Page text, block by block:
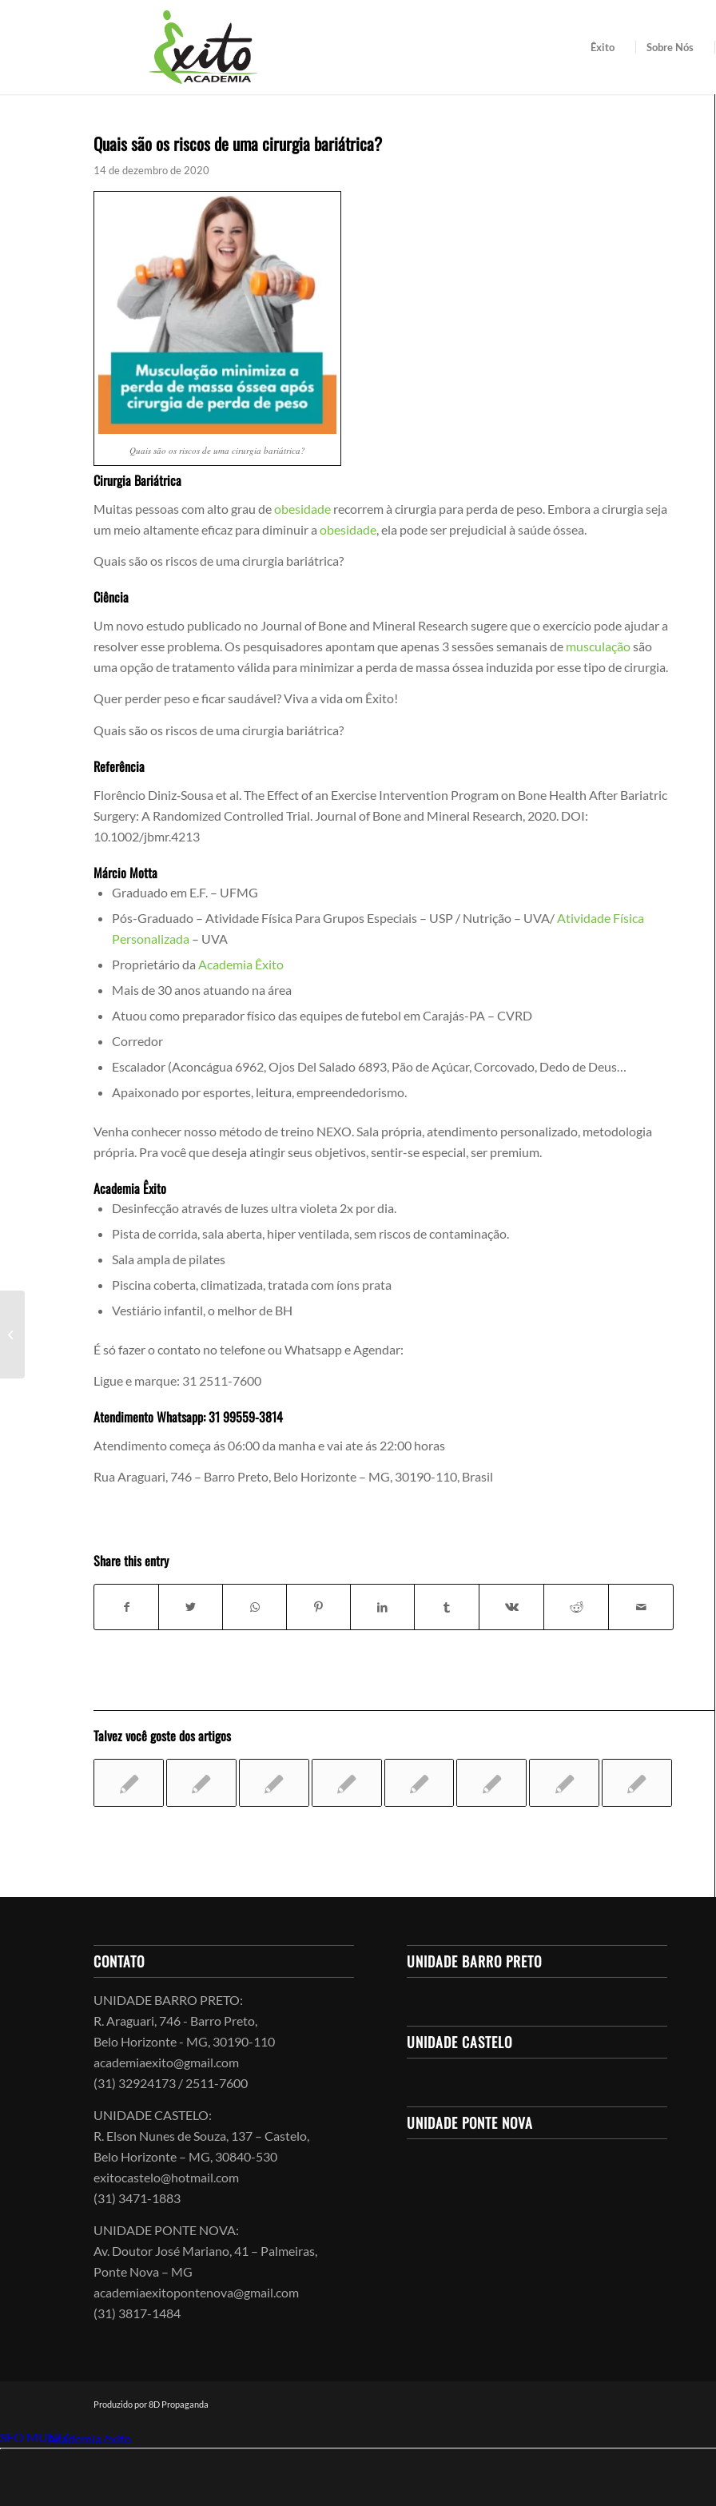
Êxito Sobre Nós
Quais são os riscos de uma cirurgia bariátrica?
14 de dezembro de 2020
Quais são os riscos de uma cirurgia bariátrica?
Cirurgia Bariátrica
Muitas pessoas com alto grau deobesidade recorrem à cirurgia para perda de peso. Embora a cirurgia seja
um meio altamente eficaz para diminuir aobesidade , ela pode ser prejudicial à saúde óssea.
Quais são os riscos de uma cirurgia bariátrica?
Ciência
Um novo estudo publicado no Journal of Bone and Mineral Research sugere que o exercício pode ajudar a
resolver esse problema. Os pesquisadores apontam que apenas 3 sessões semanais de musculaçãosão
uma opção de tratamento válida para minimizar a perda de massa óssea induzida por esse tipo de cirurgia.
Quer perder peso e ficar saudável? Viva a vida om Êxito!
Quais são os riscos de uma cirurgia bariátrica?
Referência
Florêncio Diniz‐Sousa et al. The Effect of an Exercise Intervention Program on Bone Health After Bariatric
Surgery: A Randomized Controlled Trial. Journal of Bone and Mineral Research, 2020. DOI:
10.1002/jbmr.4213
Márcio Motta
Graduado em E.F. – UFMG
Pós-Graduado – Atividade Física Para Grupos Especiais – USP / Nutrição – UVA/ Atividade Física
Personalizada – UVA
Proprietário da Academia Êxito
Mais de 30 anos atuando na área
Atuou como preparador físico das equipes de futebol em Carajás-PA – CVRD
Corredor
Escalador (Aconcágua 6962, Ojos Del Salado 6893, Pão de Açúcar, Corcovado, Dedo de Deus…
Apaixonado por esportes, leitura, empreendedorismo.
Venha conhecer nosso método de treino NEXO. Sala própria, atendimento personalizado, metodologia
própria. Pra você que deseja atingir seus objetivos, sentir-se especial, ser premium.
Academia Êxito
Desinfecção através de luzes ultra violeta 2x por dia.
Pista de corrida, sala aberta, hiper ventilada, sem riscos de contaminação.
Sala ampla de pilates
Piscina coberta, climatizada, tratada com íons prata
Vestiário infantil, o melhor de BH
É só fazer o contato no telefone ou Whatsapp e Agendar:
Ligue e marque: 31 2511-7600
Atendimento Whatsapp: 31 99559-3814
Atendimento começa ás 06:00 da manha e vai ate ás 22:00 horas
Rua Araguari, 746 – Barro Preto, Belo Horizonte – MG, 30190-110, Brasil
Share this entry
Talvez você goste dos artigos
CONTATO
UNIDADE BARRO PRETO:
R. Araguari, 746 - Barro Preto,
Belo Horizonte - MG, 30190-110
academiaexito@gmail.com
(31) 32924173 / 2511-7600
UNIDADE CASTELO:
R. Elson Nunes de Souza, 137 – Castelo,
Belo Horizonte – MG, 30840-530
exitocastelo@hotmail.com
(31) 3471-1883
UNIDADE PONTE NOVA:
Av. Doutor José Mariano, 41 – Palmeiras,
Ponte Nova – MG
academiaexitopontenova@gmail.com
(31) 3817-1484
UNIDADE BARRO PRETO
UNIDADE CASTELO
UNIDADE PONTE NOVA
Produzido por 8D Propaganda
De Atividade Física?
SEO MUNIZ
Link112Academia êxito